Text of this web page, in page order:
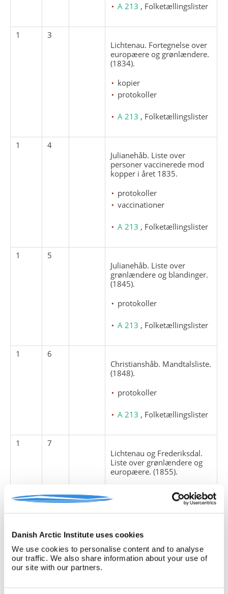
Danish Arctic Institute uses cookies
We use cookies to personalise content and to analyse
our traffic. We also share information about your use of
our site with our partners.
A 213 , Folketællingslister
1
3
Lichtenau. Fortegnelse over
europæere og grønlændere.
(1834).
kopier
protokoller
A 213 , Folketællingslister
1
4
Julianehåb. Liste over
personer vaccinerede mod
kopper i året 1835.
protokoller
vaccinationer
A 213 , Folketællingslister
1
5
Julianehåb. Liste over
grønlændere og blandinger.
(1845).
protokoller
A 213 , Folketællingslister
1
6
Christianshåb. Mandtalsliste.
(1848).
protokoller
A 213 , Folketællingslister
1
7
Lichtenau og Frederiksdal.
Liste over grønlændere og
europæere. (1855).
A 213, Folketællingslister
1
8
Lichtenau. Liste over
befolkningen. (1860).